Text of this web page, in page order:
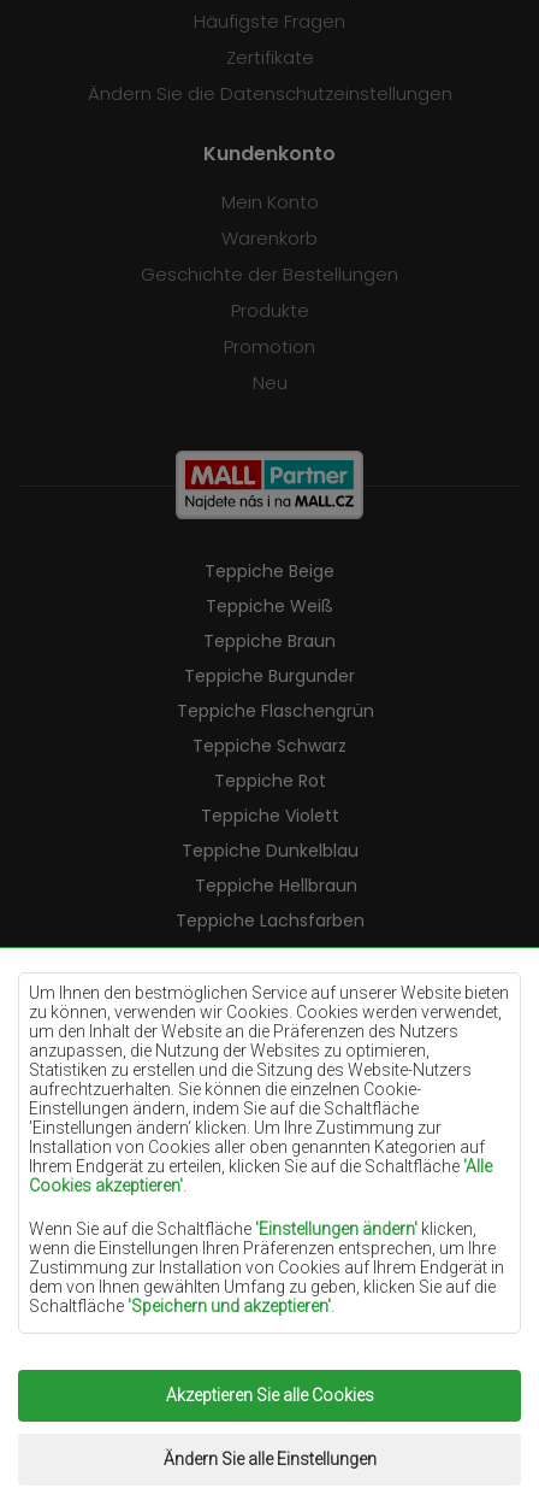
Um Ihnen den bestmöglichen Service auf unserer Website bieten
zu können, verwenden wir Cookies. Cookies werden verwendet,
um den Inhalt der Website an die Präferenzen des Nutzers
anzupassen, die Nutzung der Websites zu optimieren,
Statistiken zu erstellen und die Sitzung des Website-Nutzers
aufrechtzuerhalten. Sie können die einzelnen Cookie-
Einstellungen ändern, indem Sie auf die Schaltfläche
'Einstellungen ändern‘ klicken. Um Ihre Zustimmung zur
Installation von Cookies aller oben genannten Kategorien auf
Ihrem Endgerät zu erteilen, klicken Sie auf die Schaltfläche 'Alle
Cookies akzeptieren'
Wenn Sie auf die Schaltfläche 'Einstellungen ändern' klicken,
wenn die Einstellungen Ihren Präferenzen entsprechen, um Ihre
Zustimmung zur Installation von Cookies auf Ihrem Endgerät in
dem von Ihnen gewählten Umfang zu geben, klicken Sie auf die
Schaltfläche 'Speichern und akzeptieren'
Grundlage für die Verarbeitung das berechtigte Interesse des
Datenverwalters (TEPPICHECHEMEX) oder Dritter in Form der
Bereitstellung qualitativ hochwertiger Dienste auf unserer
Website und der Marketingaktivitäten des Datenverwalters und
seiner vertrauenswürdigen Partner.
Akzeptieren Sie alle Cookies
Ändern Sie alle Einstellungen
Häufigste Fragen
Zertifikate
Ändern Sie die Datenschutzeinstellungen
Kundenkonto
Mein Konto
Warenkorb
Geschichte der Bestellungen
Produkte
Promotion
Neu
Teppiche Beige
Teppiche Weiß
Teppiche Braun
Teppiche Burgunder
Teppiche Flaschengrün
Teppiche Schwarz
Teppiche Rot
Teppiche Violett
Teppiche Dunkelblau
Teppiche Hellbraun
Teppiche Lachsfarben
Teppiche Cremefarben
Teppiche Lilac
Teppiche Gelb
Teppiche Pfefferminz
Teppiche Blau
Teppiche Orange
Teppiche Rosa
Teppiche Terrakotte
Teppiche Grün
Teppiche Golden
Copyright 2022Teppiche Chemex.Alle Rechte
Umsetzung:www.dimax.pl